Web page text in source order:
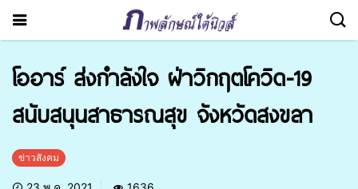
โออาร์ ส่งกำลังใจ ฝ่าวิกฤตโควิด-19
สนับสนุนสาธารณสุข จังหวัดสงขลา
ข่าวสังคม